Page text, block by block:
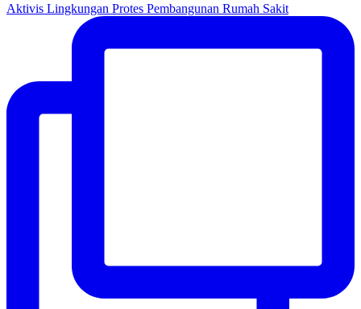
Aktivis Lingkungan Protes Pembangunan Rumah Sakit